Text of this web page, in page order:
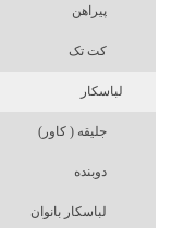
پیراهن
کت تک
لباسکار
جلیقه ( کاور)
دوبنده
لباسکار بانوان